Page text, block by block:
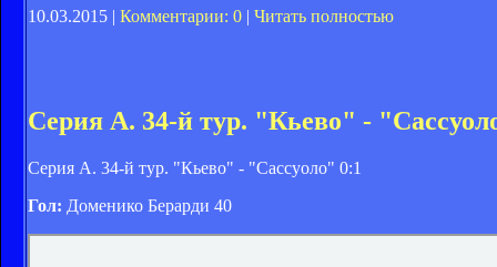
10.03.2015 | Комментарии: 0 | Читать полностью
Серия А. 34-й тур. "Кьево" -
Серия А. 34-й тур. "Кьево" - "Сассуоло" 0:1
Гол: Доменико Берарди 40